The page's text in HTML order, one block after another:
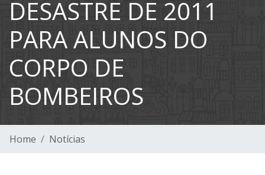
DESASTRE DE 2011
PARA ALUNOS DO
CORPO DE
BOMBEIROS
Home Notícias